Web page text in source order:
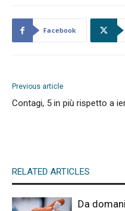
Facebook
Previous article
Contagi, 5 in più rispetto a
RELATED ARTICLES
Da